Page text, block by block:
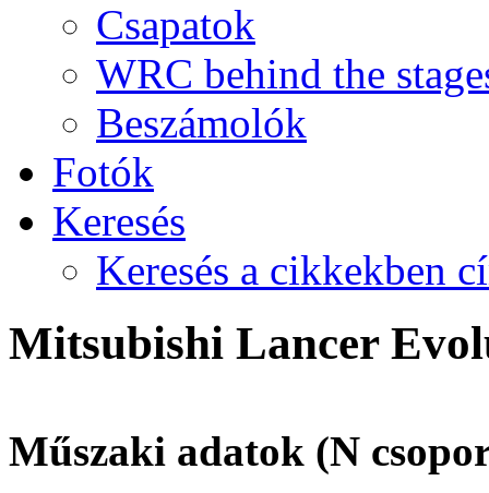
Csapatok
WRC behind the
Beszámolók
Fotók
Keresés
Keresés a cikkekben
Mitsubishi Lancer
Műszaki adatok (N